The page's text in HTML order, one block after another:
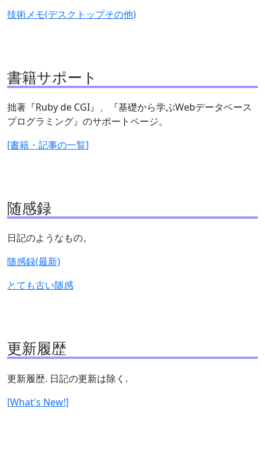
技術メモ(デスクトップその他)
書籍サポート
拙著『Ruby de CGI』、『基礎から学ぶWebデータベース
プログラミング』のサポートページ。
[書籍・記事の一覧]
随感録
日記のようなもの。
随感録(最新)
とても古い随感
更新履歴
更新履歴. 日記の更新は除く.
[What's New!]